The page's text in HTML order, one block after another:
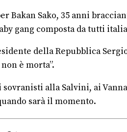
Bakan Sako, 35 anni
gang composta da tutti
della Repubblica
è morta”.
alla Salvini, ai
sarà il momento.